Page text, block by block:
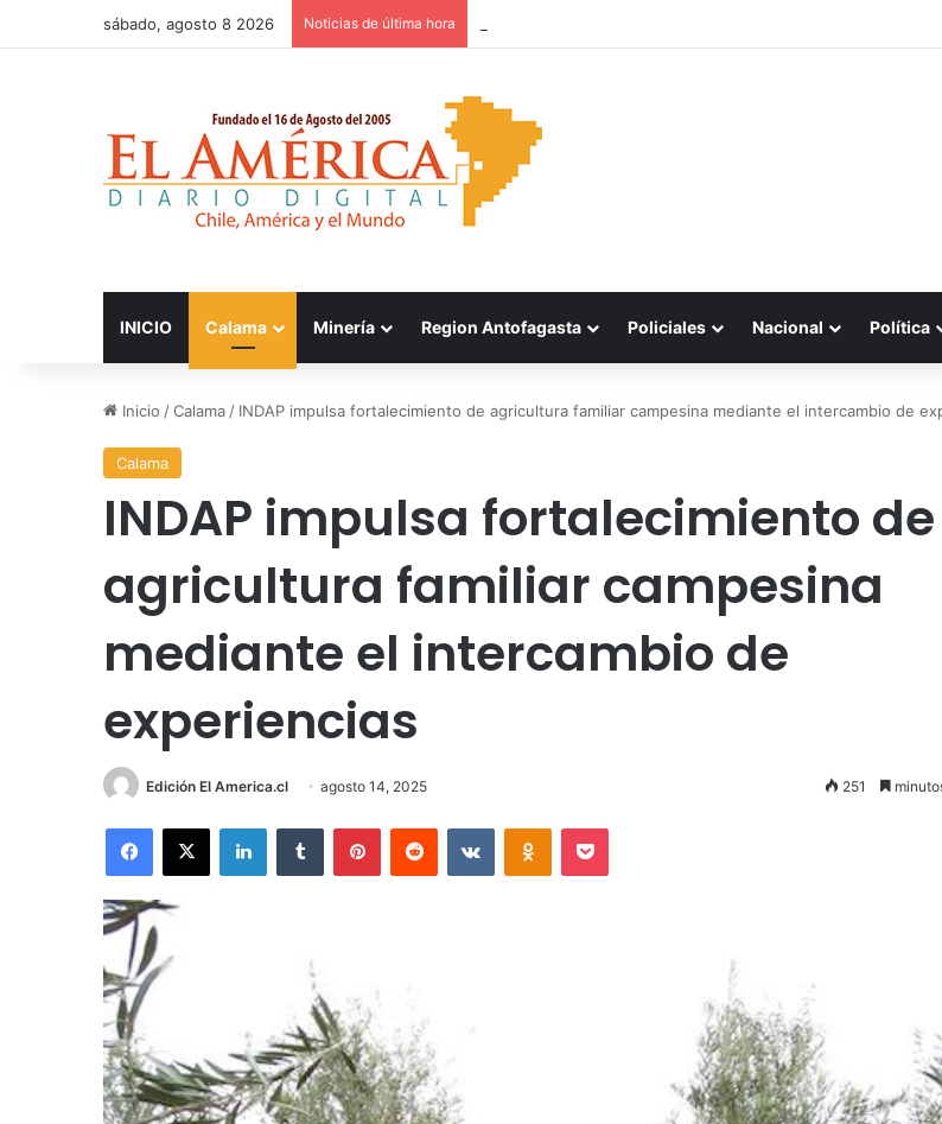
sábado, agosto 8 2026 Noticias de última hora
INICIO Calama Minería Region Antofagasta Policiales Nacional Política
Inicio /Calama / INDAP impulsa fortalecimiento de agricultura familiar campesina mediante el intercambio de
Calama
INDAP impulsa fortalecimiento de
agricultura familiar campesina
mediante el intercambio de
experiencias
Edición El America.cl agosto 14, 2025 251
Facebook
X LinkedInTumblr PinterestReddit VKontakteOdnoklassniki
Pocket